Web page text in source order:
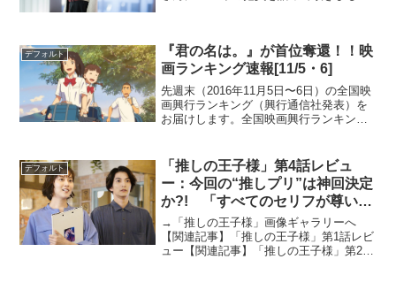
二人を語...
デフォルト
『君の名は。』が首位奪還！！映
画ランキング速報[11/5・6]
先週末（2016年11月5日〜6日）の全国映
画興行ランキング（興行通信社発表）を
お届けします。全国映画興行ランキング1
ｒｌｄ』3位（→）『インフェルノ』4
位...
デフォルト
「推しの王子様」第4話レビュ
ー：今回の“推しプリ”は神回決定
か?! 「すべてのセリフが尊い」
「共感しかない！」と超話題！
（※ストーリーネタバレあり）
→「推しの王子様」画像ギャラリーへ
【関連記事】「推しの王子様」第1話レビ
ュー【関連記事】「推しの王子様」第2話